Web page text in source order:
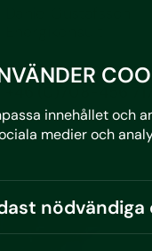
innehållet och
medier och
nödvändiga